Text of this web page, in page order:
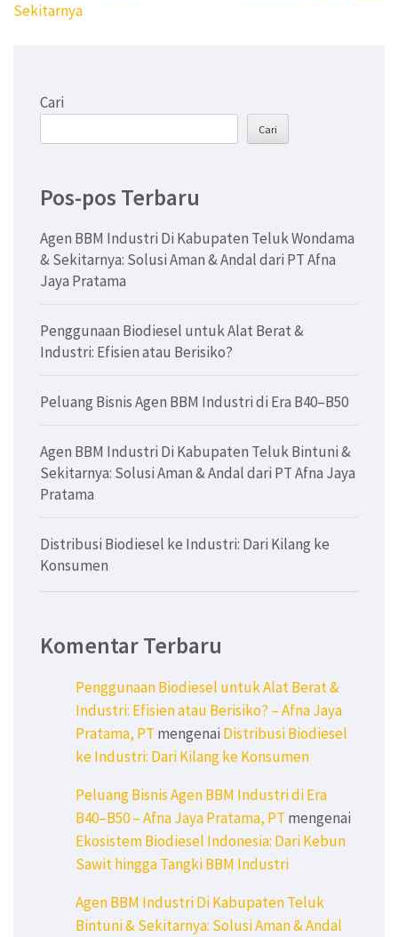
Sekitarnya
Cari
Cari
Pos-pos Terbaru
Agen BBM Industri Di Kabupaten Teluk Wondama
& Sekitarnya: Solusi Aman & Andal dari PT Afna
Jaya Pratama
Penggunaan Biodiesel untuk Alat Berat &
Industri: Efisien atau Berisiko?
Peluang Bisnis Agen BBM Industri di Era B40–B50
Agen BBM Industri Di Kabupaten Teluk Bintuni &
Sekitarnya: Solusi Aman & Andal dari PT Afna Jaya
Pratama
Distribusi Biodiesel ke Industri: Dari Kilang ke
Konsumen
Komentar Terbaru
Penggunaan Biodiesel untuk Alat Berat &
Industri: Efisien atau Berisiko? – Afna Jaya
Pratama, PT mengenai Distribusi Biodiesel
ke Industri: Dari Kilang ke Konsumen
Peluang Bisnis Agen BBM Industri di Era
B40–B50 – Afna Jaya Pratama, PT mengenai
Ekosistem Biodiesel Indonesia: Dari Kebun
Sawit hingga Tangki BBM Industri
Agen BBM Industri Di Kabupaten Teluk
Bintuni & Sekitarnya: Solusi Aman & Andal